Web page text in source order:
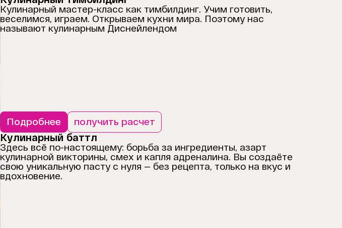
Кулинарный мастер-класс как тимбилдинг. Учим готовить,
веселимся, играем. Открываем кухни мира. Поэтому нас
называют кулинарным Диснейлендом
Подробнее получить расчет
Кулинарный баттл
Здесь всё по-настоящему: борьба за ингредиенты, азарт
кулинарной викторины, смех и капля адреналина. Вы создаёте
свою уникальную пасту с нуля — без рецепта, только на вкус и
вдохновение.